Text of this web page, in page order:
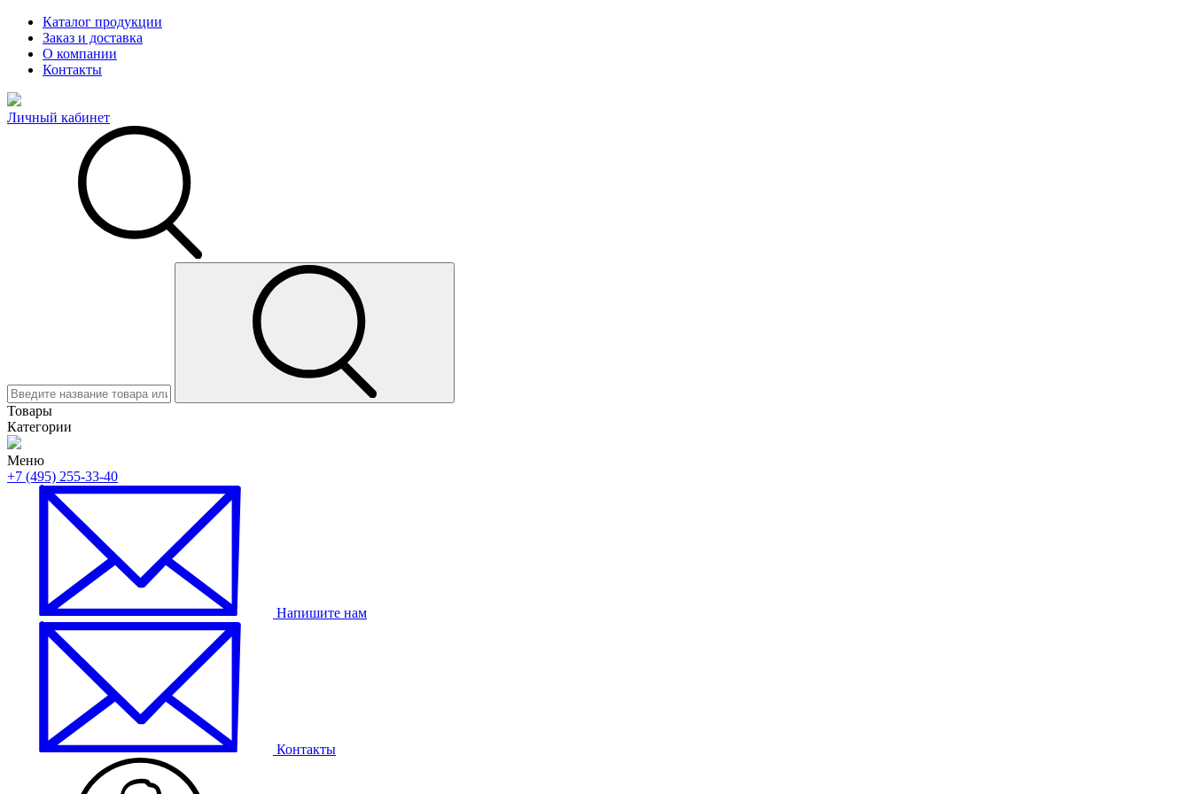
Каталог продукции
Заказ и доставка
О компании
Контакты
Личный кабинет
Товары
Категории
Меню
+7 (495) 255-33-40
Напишите нам
Контакты